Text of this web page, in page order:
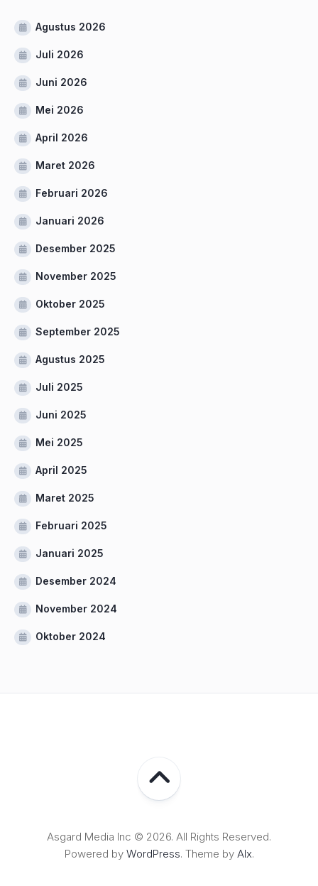
Agustus 2026
Juli 2026
Juni 2026
Mei 2026
April 2026
Maret 2026
Februari 2026
Januari 2026
Desember 2025
November 2025
Oktober 2025
September 2025
Agustus 2025
Juli 2025
Juni 2025
Mei 2025
April 2025
Maret 2025
Februari 2025
Januari 2025
Desember 2024
November 2024
Oktober 2024
Asgard Media Inc © 2026. All Rights Reserved.
Powered by WordPress. Theme by Alx.